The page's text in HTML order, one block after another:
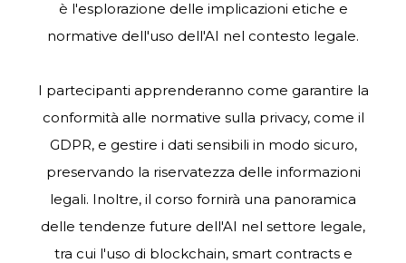
è l'esplorazione delle implicazioni etiche e
normative dell'uso dell'AI nel contesto legale.
I partecipanti apprenderanno come garantire la
conformità alle normative sulla privacy, come il
GDPR, e gestire i dati sensibili in modo sicuro,
preservando la riservatezza delle informazioni
legali. Inoltre, il corso fornirà una panoramica
delle tendenze future dell'AI nel settore legale,
tra cui l'uso di blockchain, smart contracts e